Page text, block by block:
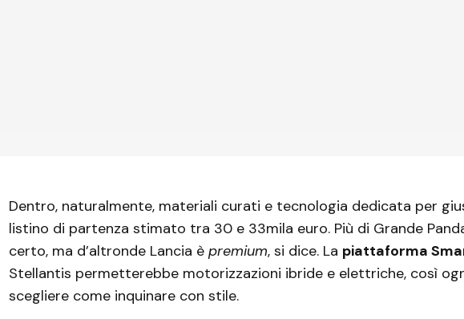
Dentro, naturalmente, materiali curati e tecnologia dedicata per
listino di partenza stimato tra 30 e 33mila euro. Più di Grande
certo, ma d’altronde Lancia è premium, si dice. La piattaforma
Stellantis permetterebbe motorizzazioni ibride e elettriche, così
scegliere come inquinare con stile.